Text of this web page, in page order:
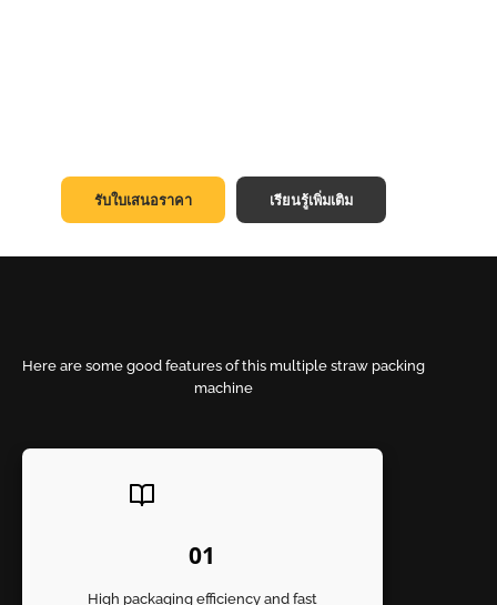
รับใบเสนอราคา เรียนรู้เพิ่มเติม
Here are some good features of this multiple straw packing
machine
01
High packaging efficiency and fast